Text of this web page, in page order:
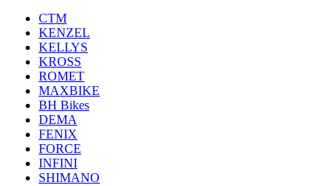
CTM
KENZEL
KELLYS
KROSS
ROMET
MAXBIKE
BH Bikes
DEMA
FENIX
FORCE
INFINI
SHIMANO